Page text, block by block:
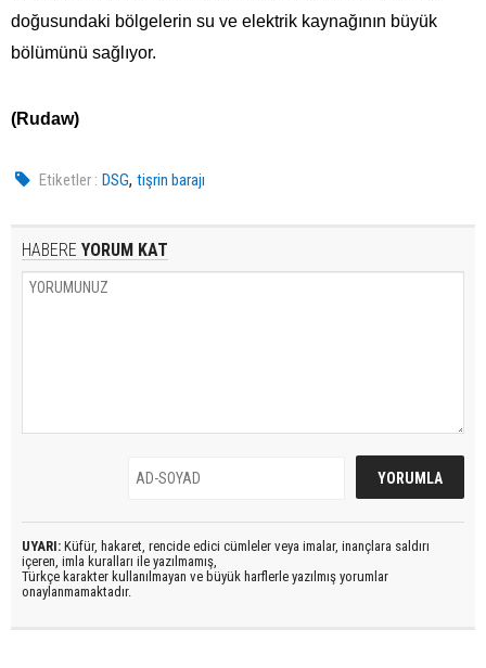
doğusundaki bölgelerin su ve elektrik kaynağının büyük
bölümünü sağlıyor.
(Rudaw)
Etiketler : DSG,tişrin barajı
HABERE YORUM KAT
UYARI: Küfür, hakaret, rencide edici cümleler veya imalar, inançlara saldırı
içeren, imla kuralları ile yazılmamış,
Türkçe karakter kullanılmayan ve büyük harflerle yazılmış yorumlar
onaylanmamaktadır.